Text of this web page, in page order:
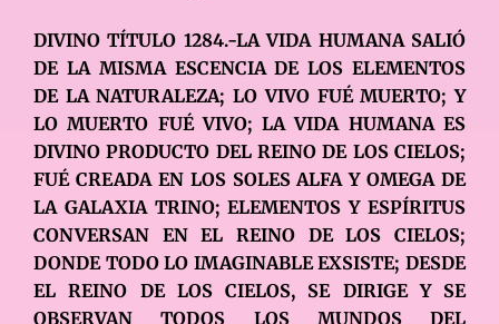
DIVINO TÍTULO 1284.-LA VIDA HUMANA SALIÓ
DE LA MISMA ESCENCIA DE LOS ELEMENTOS
DE LA NATURALEZA; LO VIVO FUÉ MUERTO; Y
LO MUERTO FUÉ VIVO; LA VIDA HUMANA ES
DIVINO PRODUCTO DEL REINO DE LOS CIELOS;
FUÉ CREADA EN LOS SOLES ALFA Y OMEGA DE
LA GALAXIA TRINO; ELEMENTOS Y ESPÍRITUS
CONVERSAN EN EL REINO DE LOS CIELOS;
DONDE TODO LO IMAGINABLE EXSISTE; DESDE
EL REINO DE LOS CIELOS, SE DIRIGE Y SE
OBSERVAN TODOS LOS MUNDOS DEL